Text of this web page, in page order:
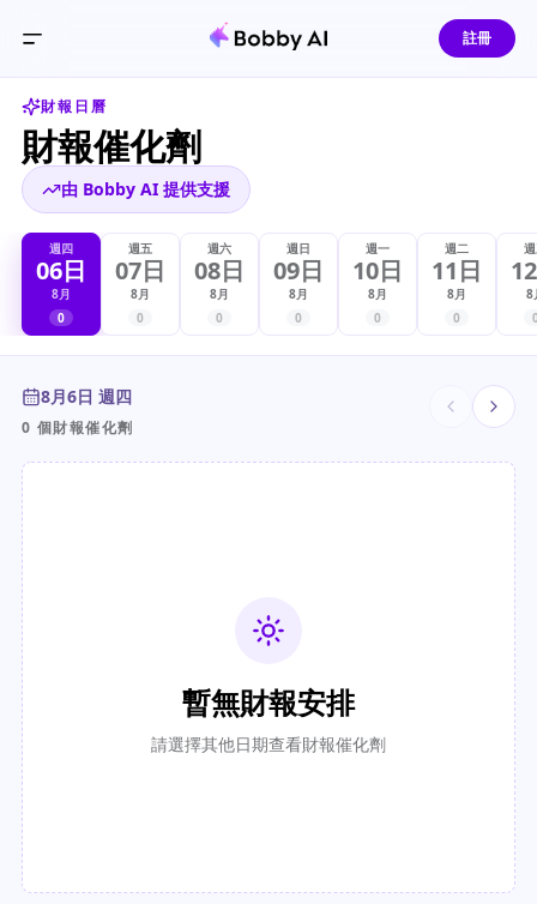
註冊
財報日曆
財報催化劑
由 Bobby AI 提供支援
週四
06日
8月
0
週五
07日
8月
0
週六
08日
8月
0
週日
09日
8月
0
週一
10日
8月
0
週二
11日
8月
0
8
8月6日 週四
0 個財報催化劑
暫無財報安排
請選擇其他日期查看財報催化劑